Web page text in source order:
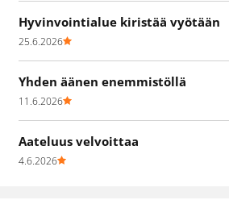
Hyvinvointialue kiristää vyötään
25.6.2026
Yhden äänen enemmistöllä
11.6.2026
Aateluus velvoittaa
4.6.2026